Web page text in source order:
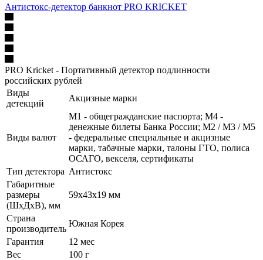
Антистокс-детектор банкнот PRO KRICKET
PRO Kricket - Портативный детектор подлинности
российских рублей
Виды
детекций
Акцизные марки
Виды валют
М1 - общегражданские паспорта; М4 -
денежные билеты Банка России; М2 / М3 / М5
- федеральные специальные и акцизные
марки, табачные марки, талоны ГТО, полиса
ОСАГО, векселя, сертификаты
Тип детектора Антистокс
Габаритные
размеры
(ШхДхВ), мм
59x43x19 мм
Страна
производитель
Южная Корея
Гарантия
12 мес
Вес
100 г